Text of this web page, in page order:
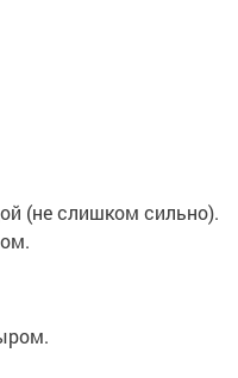
(не слишком сильно).